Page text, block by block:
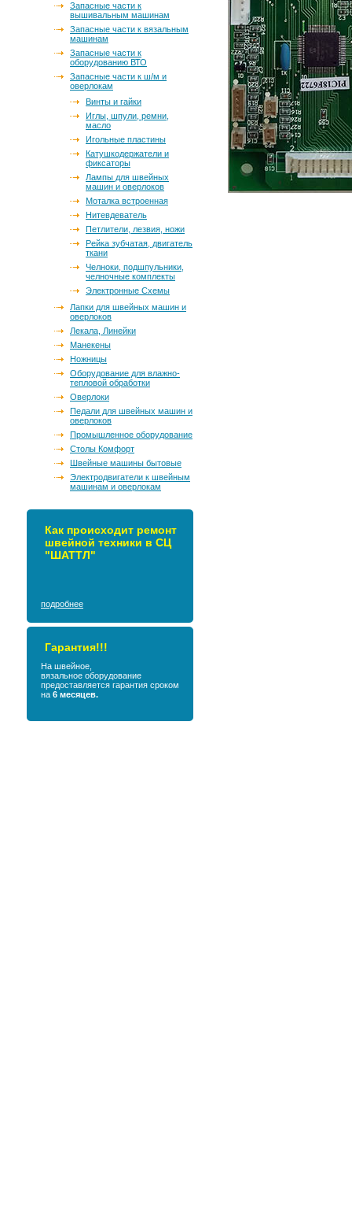
Запасные части к
вышивальным машинам
Запасные части к вязальным
машинам
Запасные части к
оборудованию ВТО
Запасные части к ш/м и
оверлокам
Винты и гайки
Иглы, шпули, ремни,
масло
Игольные пластины
Катушкодержатели и
фиксаторы
Лампы для швейных
машин и оверлоков
Моталка встроенная
Нитевдеватель
Петлители, лезвия, ножи
Рейка зубчатая, двигатель
ткани
Челноки, подшпульники,
челночные комплекты
Электронные Схемы
Лапки для швейных машин и
оверлоков
Лекала, Линейки
Манекены
Ножницы
Оборудование для влажно-
тепловой обработки
Оверлоки
Педали для швейных машин и
оверлоков
Промышленное оборудование
Столы Комфорт
Швейные машины бытовые
Электродвигатели к швейным
машинам и оверлокам
Как происходит ремонт
швейной техники в СЦ
"ШАТТЛ"
подробнее
Гарантия!!!
На швейное,
вязальное оборудование
предоставляется гарантия сроком
на 6 месяцев.